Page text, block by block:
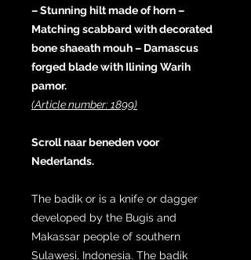
– Stunning hilt made of horn –
Matching scabbard with decorated
bone shaeath mouh – Damascus
forged blade with Ilining Warih
pamor.
(Article number: 1899)
Scroll naar beneden voor
Nederlands.
The badik or is a knife or dagger
developed by the Bugis and
Makassar people of southern
Sulawesi, Indonesia. The badik